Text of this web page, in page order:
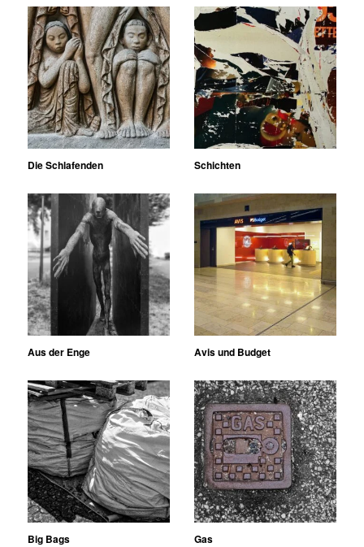
Die Schlafenden Schichten
Aus der Enge Avis und Budget
Big Bags Gas